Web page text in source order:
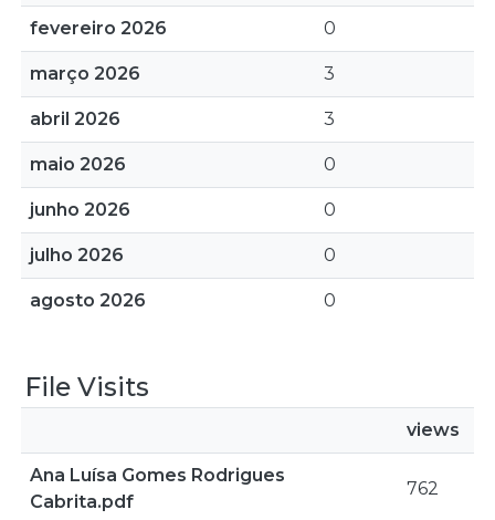
fevereiro 2026 0
março 2026 3
abril 2026 3
maio 2026 0
junho 2026 0
julho 2026 0
agosto 2026 0
File Visits
views
Ana Luísa Gomes Rodrigues
Cabrita.pdf
762